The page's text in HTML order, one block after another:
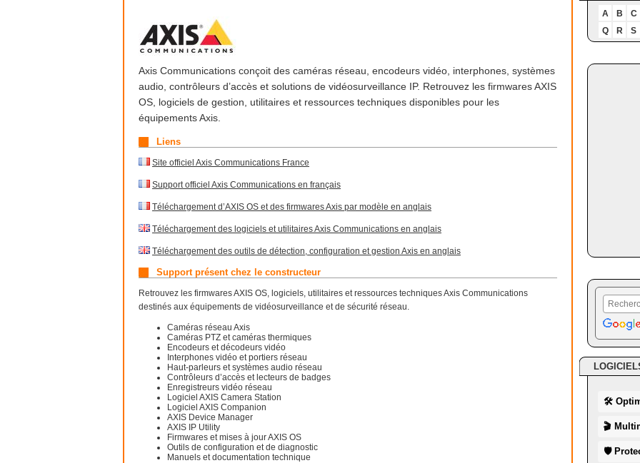
Axis Communications conçoit des caméras réseau, encodeurs vidéo, interphones, systèmes
audio, contrôleurs d’accès et solutions de vidéosurveillance IP. Retrouvez les firmwares AXIS
OS, logiciels de gestion, utilitaires et ressources techniques disponibles pour les
équipements Axis.
Liens
Site officiel Axis Communications France
Support officiel Axis Communications en français
Téléchargement d’AXIS OS et des firmwares Axis par modèle en anglais
Téléchargement des logiciels et utilitaires Axis Communications en anglais
Téléchargement des outils de détection, configuration et gestion Axis en anglais
Support présent chez le constructeur
Retrouvez les firmwares AXIS OS, logiciels, utilitaires et ressources techniques Axis Communications
destinés aux équipements de vidéosurveillance et de sécurité réseau.
Caméras réseau Axis
Caméras PTZ et caméras thermiques
Encodeurs et décodeurs vidéo
Interphones vidéo et portiers réseau
Haut-parleurs et systèmes audio réseau
Contrôleurs d’accès et lecteurs de badges
Enregistreurs vidéo réseau
Logiciel AXIS Camera Station
Logiciel AXIS Companion
AXIS Device Manager
AXIS IP Utility
Firmwares et mises à jour AXIS OS
Outils de configuration et de diagnostic
Manuels et documentation technique
A B
C
Q
R S
🛠
🎬
🛡